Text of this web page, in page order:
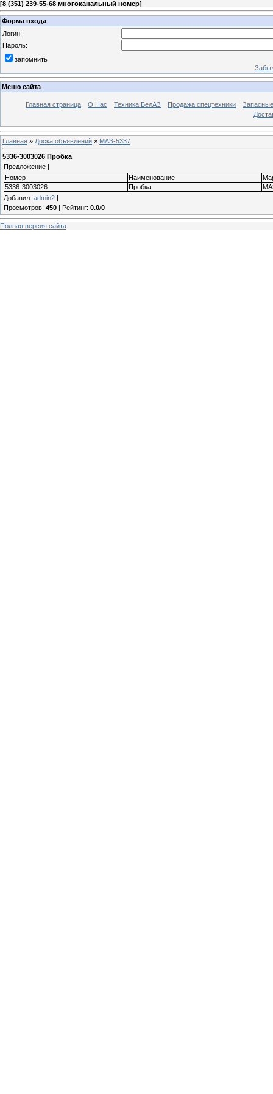
[8 (351) 239-55-68 многоканальный номер]
Форма входа
Логин:
Пароль:
запомнить
Меню сайта
Главная страница О Нас Техника БелАЗ Продажа спецтехники
Главная » Доска объявлений » МАЗ-5337
5336-3003026 Пробка
Предложение |
Номер
Наименование
5336-3003026
Пробка
Добавил: admin2 |
Просмотров: 450 | Рейтинг: 0.0/0
Полная версия сайта